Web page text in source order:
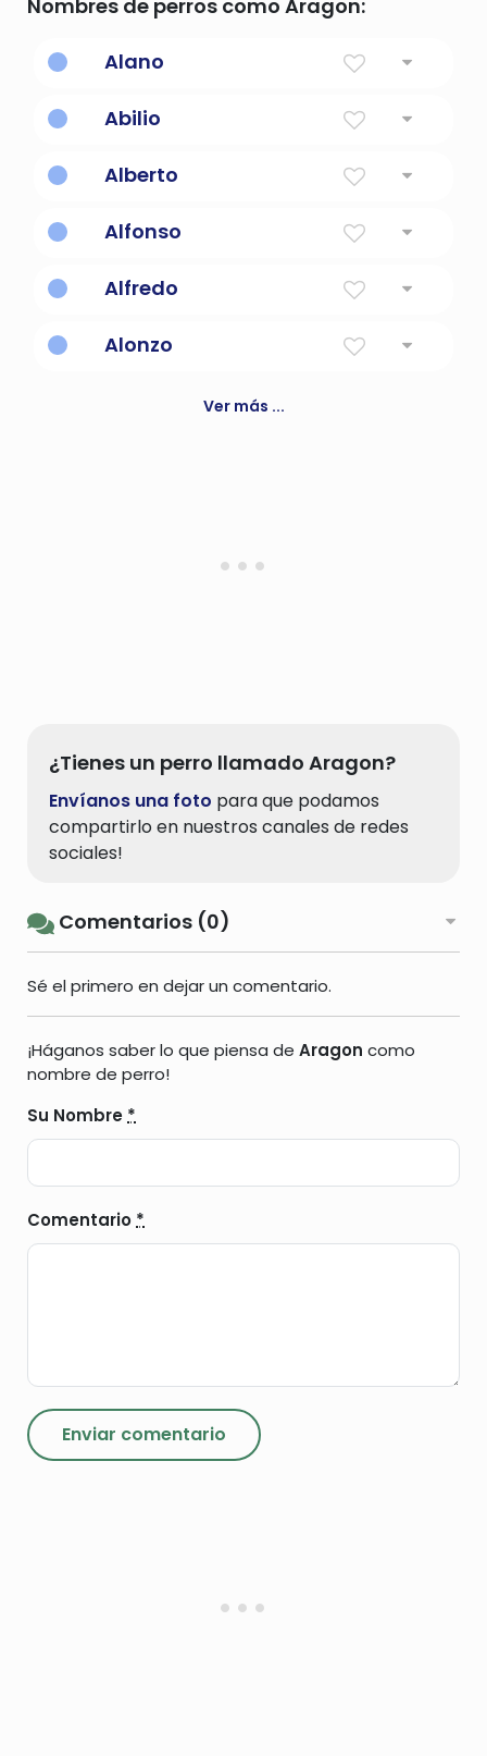
Nombres de perros como Aragon:
Alano
Abilio
Alberto
Alfonso
Alfredo
Alonzo
Ver más ...
¿Tienes un perro llamado Aragon?
Envíanos una foto para que podamos
compartirlo en nuestros canales de redes
sociales!
Comentarios (0)
Sé el primero en dejar un comentario.
¡Háganos saber lo que piensa de Aragon como
nombre de perro!
Su Nombre *
Comentario *